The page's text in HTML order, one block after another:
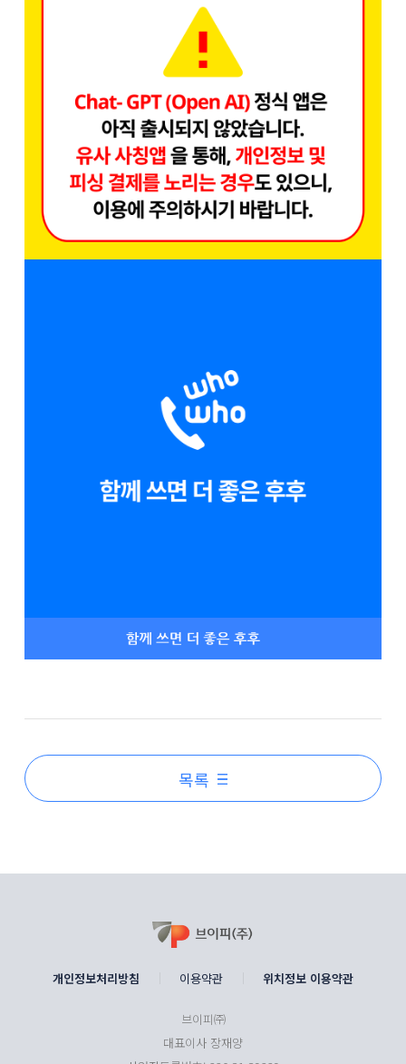
목록
개인정보처리방침 이용약관 위치정보 이용약관
브이피㈜
대표이사 장재양